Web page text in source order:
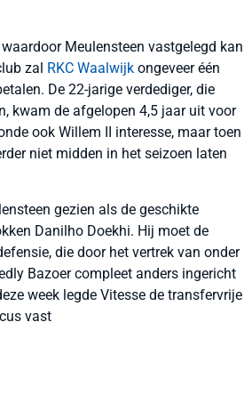
Meulensteen vastgelegd kan
zal RKC Waalwijk ongeveer één
De 22-jarige verdediger, die
kwam de afgelopen 4,5 jaar uit voor
ook Willem II interesse, maar toen
niet midden in het seizoen laten
gezien als de geschikte
Danilho Doekhi. Hij moet de
die door het vertrek van onder
Bazoer compleet anders ingericht
week legde Vitesse de transfervrije
vast